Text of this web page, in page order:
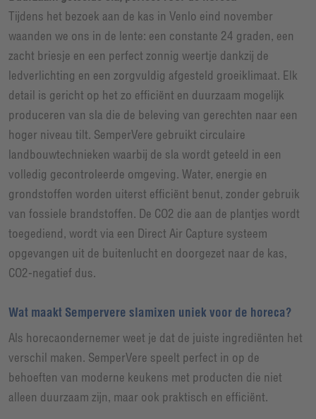
Tijdens het bezoek aan de kas in Venlo eind november
waanden we ons in de lente: een constante 24 graden, een
zacht briesje en een perfect zonnig weertje dankzij de
ledverlichting en een zorgvuldig afgesteld groeiklimaat. Elk
detail is gericht op het zo efficiënt en duurzaam mogelijk
produceren van sla die de beleving van gerechten naar een
hoger niveau tilt. SemperVere gebruikt circulaire
landbouwtechnieken waarbij de sla wordt geteeld in een
volledig gecontroleerde omgeving. Water, energie en
grondstoffen worden uiterst efficiënt benut, zonder gebruik
van fossiele brandstoffen. De CO2 die aan de plantjes wordt
toegediend, wordt via een Direct Air Capture systeem
opgevangen uit de buitenlucht en doorgezet naar de kas,
CO2-negatief dus.
Wat maakt Sempervere slamixen uniek voor de horeca?
Als horecaondernemer weet je dat de juiste ingrediënten het
verschil maken. SemperVere speelt perfect in op de
behoeften van moderne keukens met producten die niet
alleen duurzaam zijn, maar ook praktisch en efficiënt.